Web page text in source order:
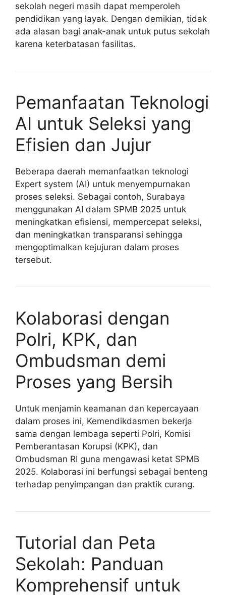
sekolah negeri masih dapat memperoleh
pendidikan yang layak. Dengan demikian, tidak
ada alasan bagi anak-anak untuk putus sekolah
karena keterbatasan fasilitas.
Pemanfaatan Teknologi
AI untuk Seleksi yang
Efisien dan Jujur
Beberapa daerah memanfaatkan teknologi
Expert system (AI) untuk menyempurnakan
proses seleksi. Sebagai contoh, Surabaya
menggunakan AI dalam SPMB 2025 untuk
meningkatkan efisiensi, mempercepat seleksi,
dan meningkatkan transparansi sehingga
mengoptimalkan kejujuran dalam proses
tersebut.
Kolaborasi dengan
Polri, KPK, dan
Ombudsman demi
Proses yang Bersih
Untuk menjamin keamanan dan kepercayaan
dalam proses ini, Kemendikdasmen bekerja
sama dengan lembaga seperti Polri, Komisi
Pemberantasan Korupsi (KPK), dan
Ombudsman RI guna mengawasi ketat SPMB
2025. Kolaborasi ini berfungsi sebagai benteng
terhadap penyimpangan dan praktik curang.
Tutorial dan Peta
Sekolah: Panduan
Komprehensif untuk